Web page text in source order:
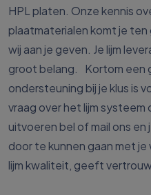
HPL platen. Onze kennis
plaatmaterialen komt je
wij aan je geven. Je lijm
groot belang. Kortom een
ondersteuning bij je klus is
vraag over het lijm systeem
uitvoeren bel of mail ons
door te kunnen gaan met je
lijm kwaliteit, geeft